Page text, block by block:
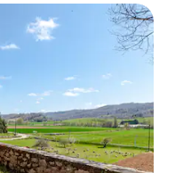
す。
の
家の近
ま
で
駐車場
で
共交通